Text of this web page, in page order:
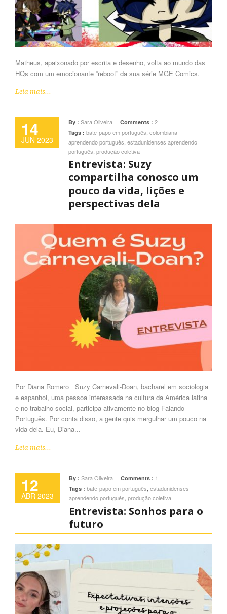
Matheus, apaixonado por escrita e desenho, volta ao mundo das
HQs com um emocionante “reboot” da sua série MGE Comics.
Leia mais...
14
JUN 2023
By : Sara Oliveira Comments : 2
Tags : bate-papo em português colombiana
aprendendo português estadunidenses aprendendo
português produção coletiva
Entrevista: Suzy
compartilha conosco um
pouco da vida, lições e
perspectivas dela
Por Diana Romero Suzy Carnevali-Doan, bacharel em sociologia
e espanhol, uma pessoa interessada na cultura da América latina
e no trabalho social, participa ativamente no blog Falando
Português. Por conta disso, a gente quis mergulhar um pouco na
vida dela. Eu, Diana...
Leia mais...
12
ABR 2023
By : Sara Oliveira Comments : 1
Tags : bate-papo em português estadunidenses
aprendendo português produção coletiva
Entrevista: Sonhos para o
futuro